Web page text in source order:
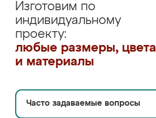
Изготовим по
индивидуальному
проекту:
любые размеры, цвета
и материалы
Часто задаваемые вопросы